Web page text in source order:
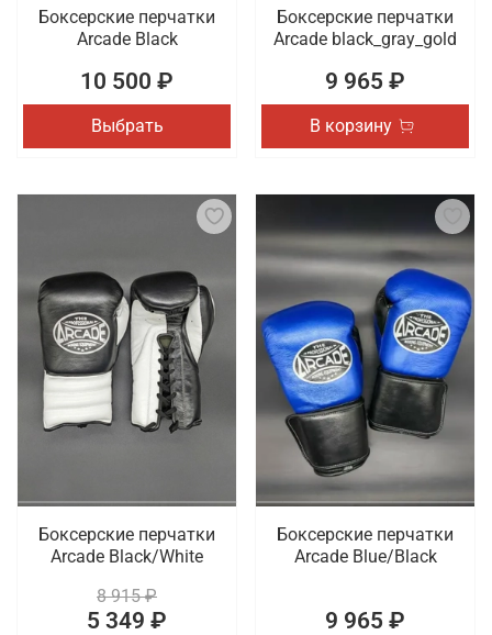
Боксерские перчатки
Arcade Black
10 500 ₽
Выбрать
Боксерские перчатки
Arcade black_gray_gold
9 965 ₽
В корзину
Боксерские перчатки
Arcade Black/White
8 915 ₽
5 349 ₽
Боксерские перчатки
Arcade Blue/Black
9 965 ₽